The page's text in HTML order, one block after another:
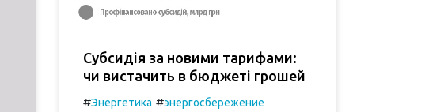
Субсидія за новими тарифами:
чи вистачить в бюджеті грошей
#Энергетика #энергосбережение